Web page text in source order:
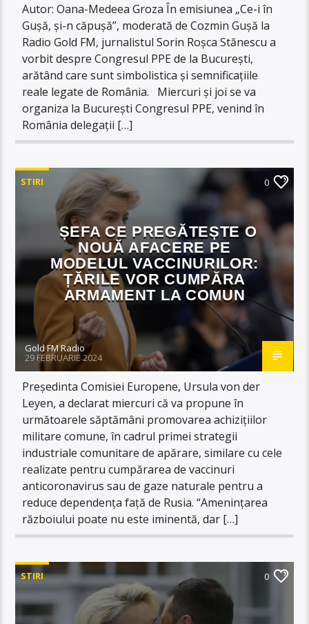
Autor: Oana-Medeea Groza În emisiunea „Ce-i în
Gușă, și-n căpușă”, moderată de Cozmin Gușă la
Radio Gold FM, jurnalistul Sorin Roșca Stănescu a
vorbit despre Congresul PPE de la București,
arătând care sunt simbolistica și semnificațiile
reale legate de România. Miercuri și joi se va
organiza la București Congresul PPE, venind în
România delegații […]
STIRI 0
ȘEFA CE PREGĂTEȘTE O
NOUĂ AFACERE PE
MODELUL VACCINURILOR:
ȚĂRILE VOR CUMPĂRA
ARMAMENT LA COMUN
Gold FM Radio
29 FEBRUARIE 2024
Preşedinta Comisiei Europene, Ursula von der
Leyen, a declarat miercuri că va propune în
următoarele săptămâni promovarea achiziţiilor
militare comune, în cadrul primei strategii
industriale comunitare de apărare, similare cu cele
realizate pentru cumpărarea de vaccinuri
anticoronavirus sau de gaze naturale pentru a
reduce dependenţa faţă de Rusia. “Ameninţarea
războiului poate nu este iminentă, dar […]
STIRI 0